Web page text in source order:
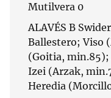
Mutilvera 0
ALAVÉS B
Ballestero; Viso
(Goitia, min.85);
Izei (Arzak,
Heredia